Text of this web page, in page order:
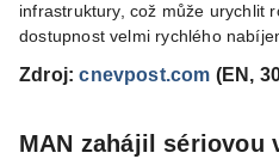
infrastruktury, což může urychlit
dostupnost velmi rychlého
Zdroj:cnevpost.com (EN,
MAN zahájil sériovou